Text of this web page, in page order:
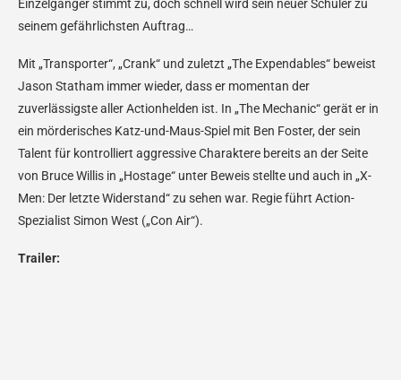
Einzelgänger stimmt zu, doch schnell wird sein neuer Schüler zu
seinem gefährlichsten Auftrag…
Mit „Transporter“, „Crank“ und zuletzt „The Expendables“ beweist
Jason Statham immer wieder, dass er momentan der
zuverlässigste aller Actionhelden ist. In „The Mechanic“ gerät er in
ein mörderisches Katz-und-Maus-Spiel mit Ben Foster, der sein
Talent für kontrolliert aggressive Charaktere bereits an der Seite
von Bruce Willis in „Hostage“ unter Beweis stellte und auch in „X-
Men: Der letzte Widerstand“ zu sehen war. Regie führt Action-
Spezialist Simon West („Con Air“).
Trailer: